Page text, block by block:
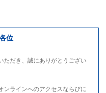
位
ただき、誠にありがとうござい
ンラインへのアクセスならびに